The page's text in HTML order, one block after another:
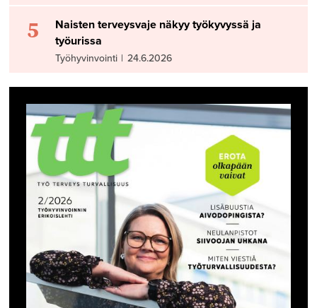
5
Naisten terveysvaje näkyy työkyvyssä ja
työurissa
Työhyvinvointi | 24.6.2026